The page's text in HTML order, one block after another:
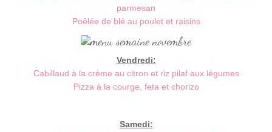
parmesan
Poêlée de blé au poulet et raisins
Vendredi:
Cabillaud à la crème au citron et riz pilaf aux légumes
Pizza à la courge, feta et chorizo
Samedi: